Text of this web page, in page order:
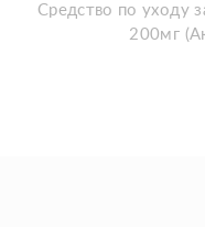
Средство по уходу
200мг